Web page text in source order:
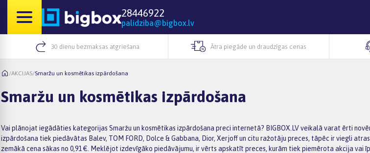
28446922
palidziba@bigbox.lv
30 dienu bezmaksas atgriešana Ātra piegāde un draudzīgas cenas
/AKCIJAS/Smaržu un kosmētikas izpārdošana
Smaržu un kosmētikas izpārdošana
Vai plānojat iegādāties kategorijas Smaržu un kosmētikas izpārdošana preci internetā? BIGBOX.LV veikalā varat ērti
izpārdošana tiek piedāvātas Balev, TOM FORD, Dolce & Gabbana, Dior, Xerjoff un citu ražotāju preces, tāpēc ir viegli
zemākā cena sākas no 0,91 €. Meklējot izdevīgāko piedāvājumu, ir vērts apskatīt preces, kurām tiek piemērota akcija